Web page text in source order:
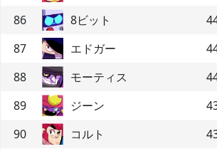
86
8ビット
87
エドガー
88
モーティス
89
ジーン
90
コルト